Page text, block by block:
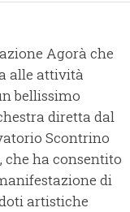
Agorà che
alle attività
bellissimo
diretta dal
Scontrino
ha consentito
di
artistiche